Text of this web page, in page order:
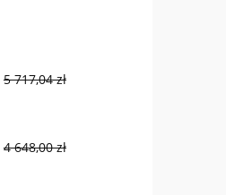
5 717,04 zł
4 648,00 zł